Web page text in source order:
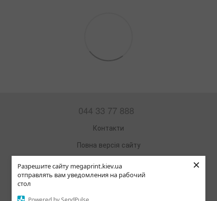
Разрешите сайту megaprint.kiev.ua
отправлять вам уведомления на рабочий
стол
×
044 33 77 888
Контакти
Повна версія сайту
Мапа сайту
© 2002—2026